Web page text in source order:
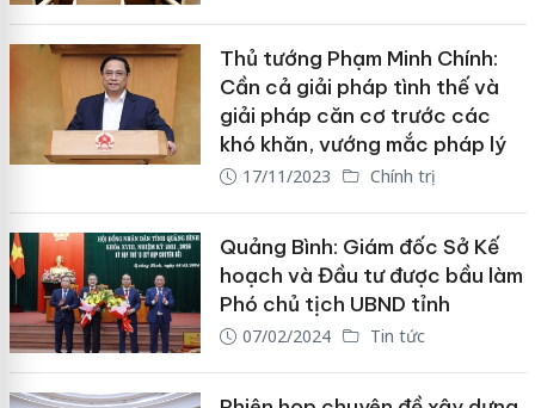
Thủ tướng Phạm Minh Chính:
Cần cả giải pháp tình thế và
giải pháp căn cơ trước các
khó khăn, vướng mắc pháp lý
17/11/2023 Chính trị
Quảng Bình: Giám đốc Sở Kế
hoạch và Đầu tư được bầu làm
Phó chủ tịch UBND tỉnh
07/02/2024 Tin tức